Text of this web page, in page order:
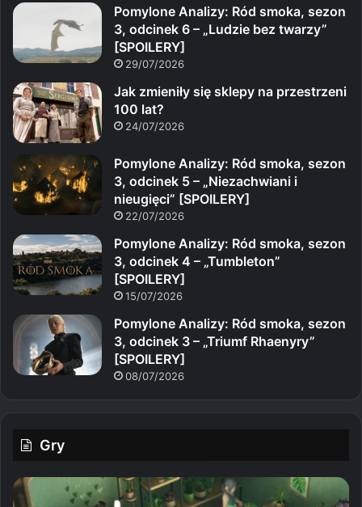
Pomylone Analizy: Ród smoka, sezon
3, odcinek 6 – „Ludzie bez twarzy”
[SPOILERY]
29/07/2026
Jak zmieniły się sklepy na przestrzeni
100 lat?
24/07/2026
Pomylone Analizy: Ród smoka, sezon
3, odcinek 5 – „Niezachwiani i
nieugięci” [SPOILERY]
22/07/2026
Pomylone Analizy: Ród smoka, sezon
3, odcinek 4 – „Tumbleton”
[SPOILERY]
15/07/2026
Pomylone Analizy: Ród smoka, sezon
3, odcinek 3 – „Triumf Rhaenyry”
[SPOILERY]
08/07/2026
Gry